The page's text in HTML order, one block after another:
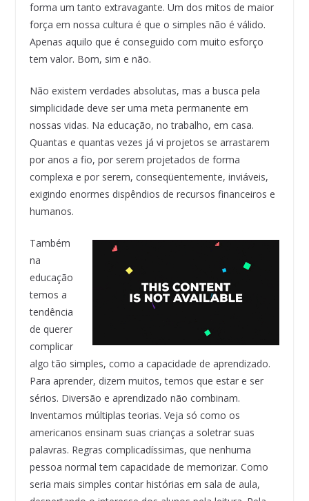
forma um tanto extravagante. Um dos mitos de maior
força em nossa cultura é que o simples não é válido.
Apenas aquilo que é conseguido com muito esforço
tem valor. Bom, sim e não.
Não existem verdades absolutas, mas a busca pela
simplicidade deve ser uma meta permanente em
nossas vidas. Na educação, no trabalho, em casa.
Quantas e quantas vezes já vi projetos se arrastarem
por anos a fio, por serem projetados de forma
complexa e por serem, conseqüentemente, inviáveis,
exigindo enormes dispêndios de recursos financeiros e
humanos.
Também
na
educação
temos a
tendência
de querer
complicar
algo tão simples, como a capacidade de aprendizado.
Para aprender, dizem muitos, temos que estar e ser
sérios. Diversão e aprendizado não combinam.
Inventamos múltiplas teorias. Veja só como os
americanos ensinam suas crianças a soletrar suas
palavras. Regras complicadíssimas, que nenhuma
pessoa normal tem capacidade de memorizar. Como
seria mais simples contar histórias em sala de aula,